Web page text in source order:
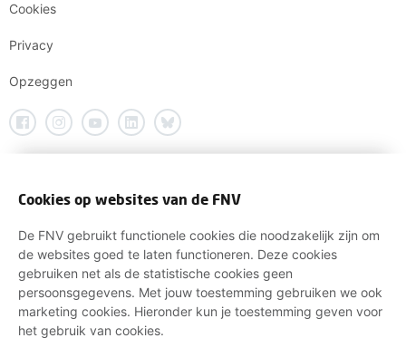
Cookies
Privacy
Opzeggen
Cookies op websites van de FNV
De FNV gebruikt functionele cookies die noodzakelijk zijn om
de websites goed te laten functioneren. Deze cookies
gebruiken net als de statistische cookies geen
persoonsgegevens. Met jouw toestemming gebruiken we ook
marketing cookies. Hieronder kun je toestemming geven voor
het gebruik van cookies.